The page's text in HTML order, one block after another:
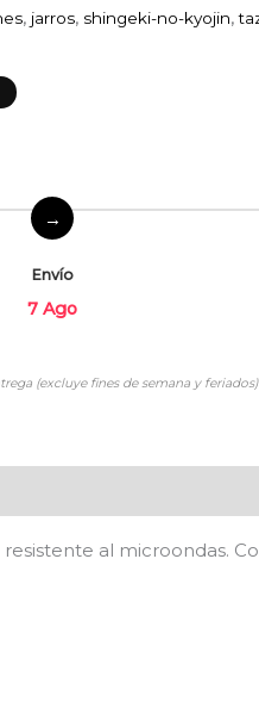
, jarros, shingeki-no-kyojin,
Envío
7 Ago
(excluye fines de semana y feriados)
al microondas.